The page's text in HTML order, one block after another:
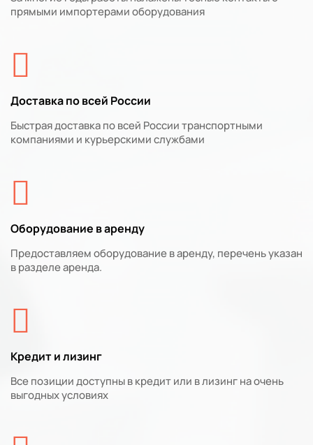
прямыми импортерами оборудования
Доставка по всей России
Быстрая доставка по всей России транспортными
компаниями и курьерскими службами
Оборудование в аренду
Предоставляем оборудование в аренду, перечень указан
в разделе аренда.
Кредит и лизинг
Все позиции доступны в кредит или в лизинг на очень
выгодных условиях